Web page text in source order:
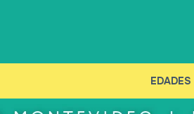
EDADES